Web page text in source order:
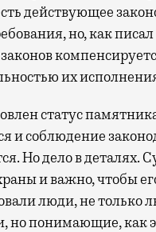
действующее
но, как
законов
их
статус
и соблюдение
Но дело в деталях.
и важно, чтобы
люди, не только
но понимающие, как